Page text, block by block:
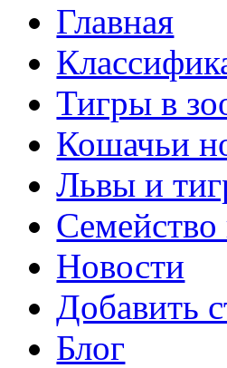
Главная
Тигры в
Кошачьи
Львы и
Новости
Добавить
Блог